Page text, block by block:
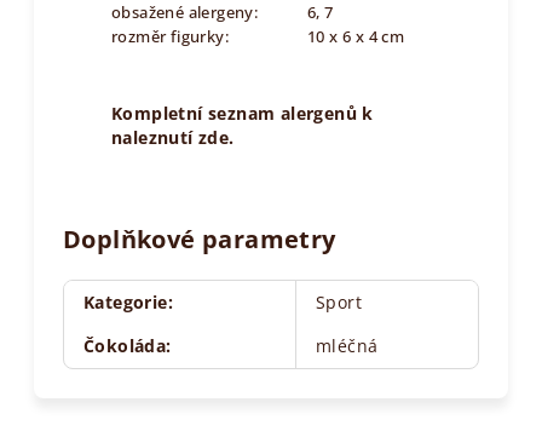
obsažené alergeny:
6, 7
rozměr figurky:
10 x 6 x 4 cm
Kompletní seznam alergenů k
naleznutí zde.
Doplňkové parametry
Kategorie:
Sport
Čokoláda: mléčná